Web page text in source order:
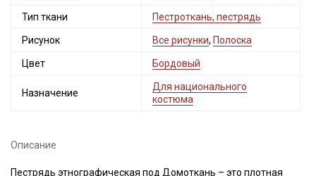
Тип ткани Пестроткань, пестрядь
Рисунок Все рисунки, Полоска
Цвет Бордовый
Назначение
Для национального
костюма
Описание
Пестрядь этнографическая под Домоткань – это плотная